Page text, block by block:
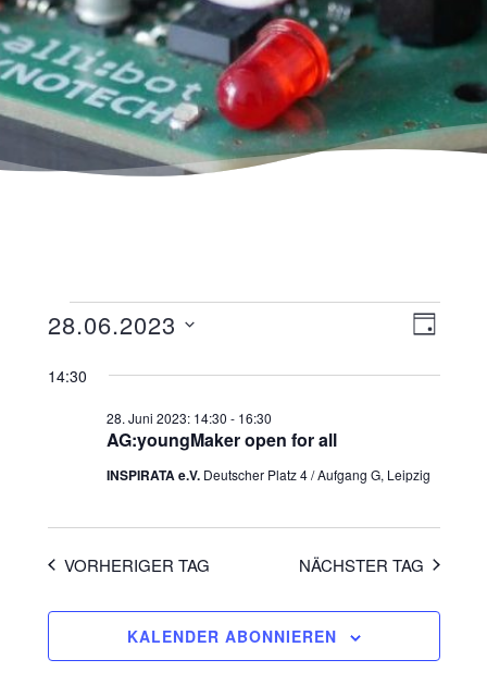
TAG
28.06.2023
wählen.
14:30
AG:youngMaker open for all
28. Juni 2023: 14:30 - 16:30
INSPIRATA e.V. Deutscher Platz 4 / Aufgang G, Leipzig
VORHERIGER TAG NÄCHSTER TAG
KALENDER ABONNIEREN